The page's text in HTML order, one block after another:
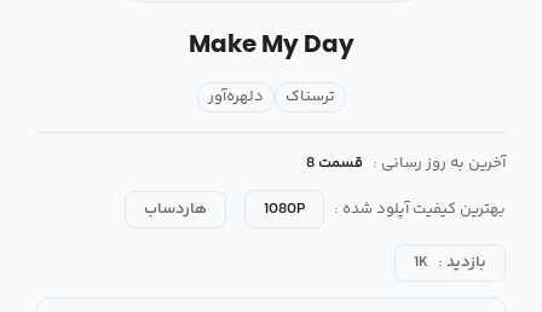
Make My Day
ترسناک دلهره‌آور
آخرین به روز رسانی : قسمت 8
بهترین کیفیت آپلود شده :
1080P هاردساب
بازدید : 1K